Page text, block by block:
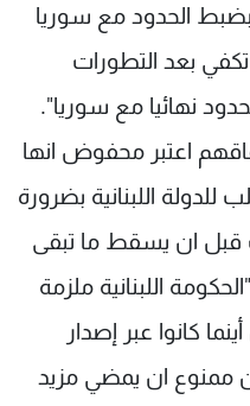
بضبط الحدود مع سوريا
تكفي بعد التطورات
نهائيا مع سوريا".
اعتبر محفوض انها
اللبنانية بضرورة
قبل ان يسقط ما تبقى
اللبنانية ملزمة
كانوا عبر إصدار
ممنوع ان يمضي مزيد